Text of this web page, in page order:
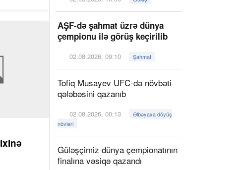
AŞF-də şahmat üzrə dünya
çempionu ilə görüş keçirilib
02.08.2026, 09:10 Şahmat
Tofiq Musayev UFC-də növbəti
qələbəsini qazanıb
02.08.2026, 00:13
Əlbəyaxa döyüş
növləri
Güləşçimiz dünya çempionatının
finalına vəsiqə qazandı